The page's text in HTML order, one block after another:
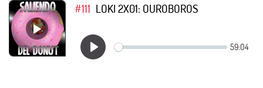
#111 LOKI 2X01: OUROBOROS